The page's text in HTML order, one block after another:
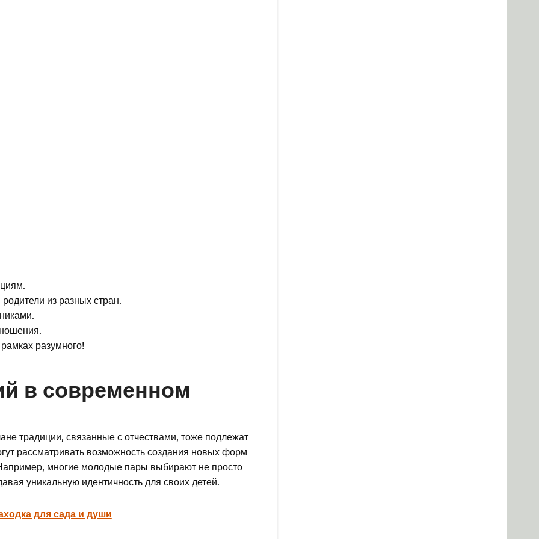
из разных стран.
разумного!
в современном
традиции, связанные с отчествами, тоже подлежат
рассматривать возможность создания новых форм
многие молодые пары выбирают не просто
уникальную идентичность для своих детей.
для сада и души